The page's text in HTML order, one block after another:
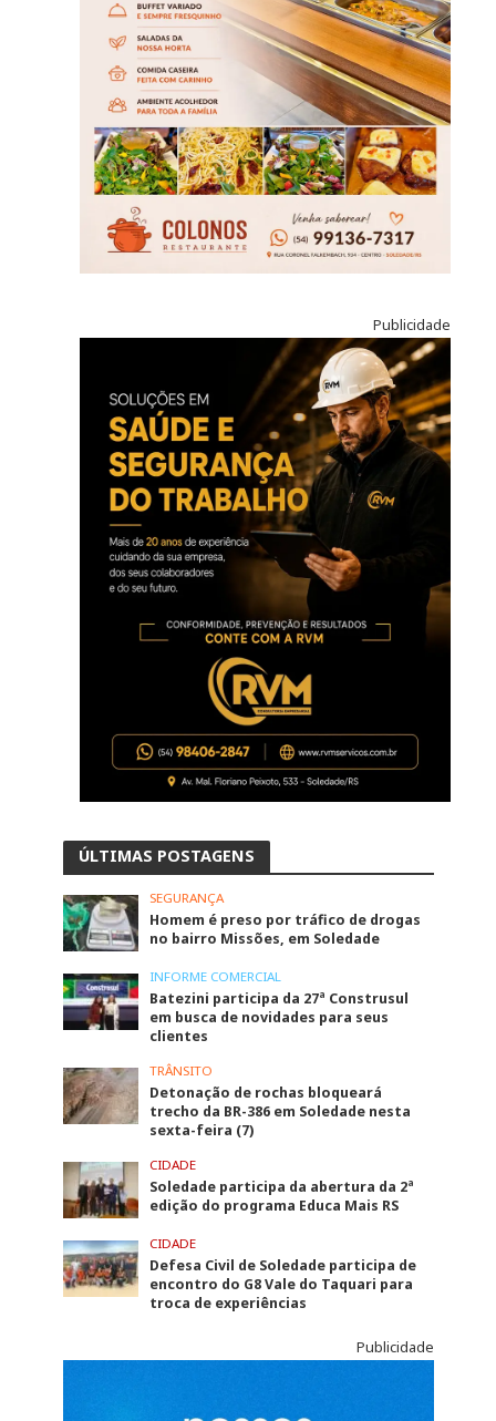
Publicidade
ÚLTIMAS POSTAGENS
SEGURANÇA
Homem é preso por tráfico de drogas
no bairro Missões, em Soledade
INFORME COMERCIAL
Batezini participa da 27ª Construsul
em busca de novidades para seus
clientes
TRÂNSITO
Detonação de rochas bloqueará
trecho da BR-386 em Soledade nesta
sexta-feira (7)
CIDADE
Soledade participa da abertura da 2ª
edição do programa Educa Mais RS
CIDADE
Defesa Civil de Soledade participa de
encontro do G8 Vale do Taquari para
troca de experiências
Publicidade